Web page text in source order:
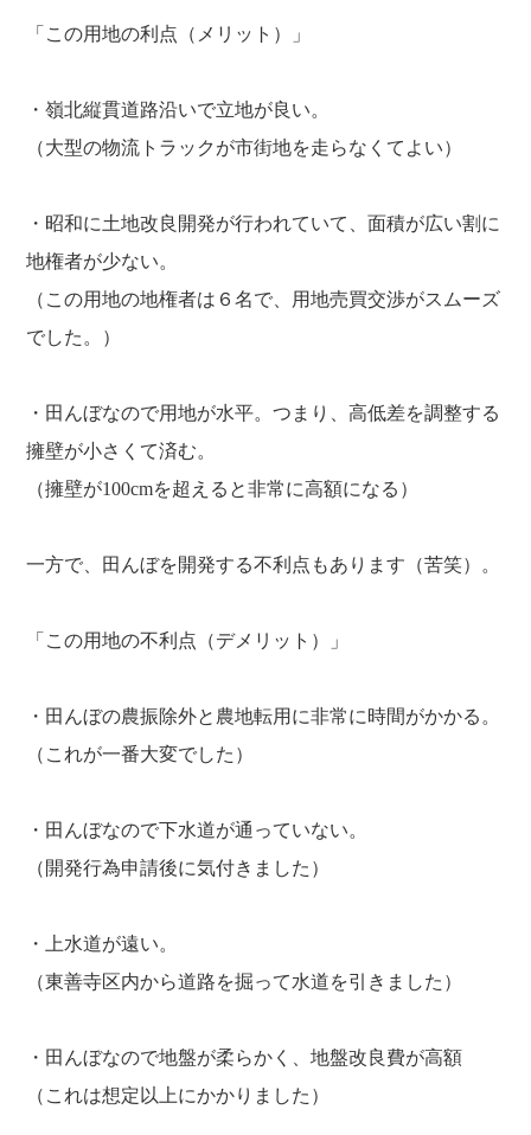
「この用地の利点（メリット）」
・嶺北縦貫道路沿いで立地が良い。
（大型の物流トラックが市街地を走らなくてよい）
・昭和に土地改良開発が行われていて、面積が広い割に
地権者が少ない。
（この用地の地権者は６名で、用地売買交渉がスムーズ
でした。）
・田んぼなので用地が水平。つまり、高低差を調整する
擁壁が小さくて済む。
（擁壁が100cmを超えると非常に高額になる）
一方で、田んぼを開発する不利点もあります（苦笑）。
「この用地の不利点（デメリット）」
・田んぼの農振除外と農地転用に非常に時間がかかる。
（これが一番大変でした）
・田んぼなので下水道が通っていない。
（開発行為申請後に気付きました）
・上水道が遠い。
（東善寺区内から道路を掘って水道を引きました）
・田んぼなので地盤が柔らかく、地盤改良費が高額
（これは想定以上にかかりました）